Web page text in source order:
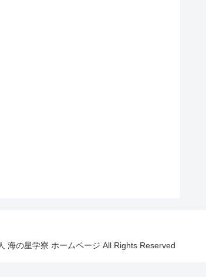
海の星学寮 ホームページ All Rights Reserved